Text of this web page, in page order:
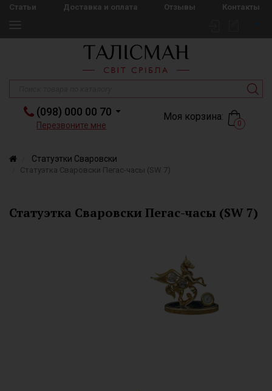
Статьи Доставка и оплата Отзывы Контакты
(098) 000 00 70
Перезвоните мне
Моя корзина:
0
Статуэтки Сваровски
Статуэтка Сваровски Пегас-часы (SW 7)
Статуэтка Сваровски Пегас-часы (SW 7)